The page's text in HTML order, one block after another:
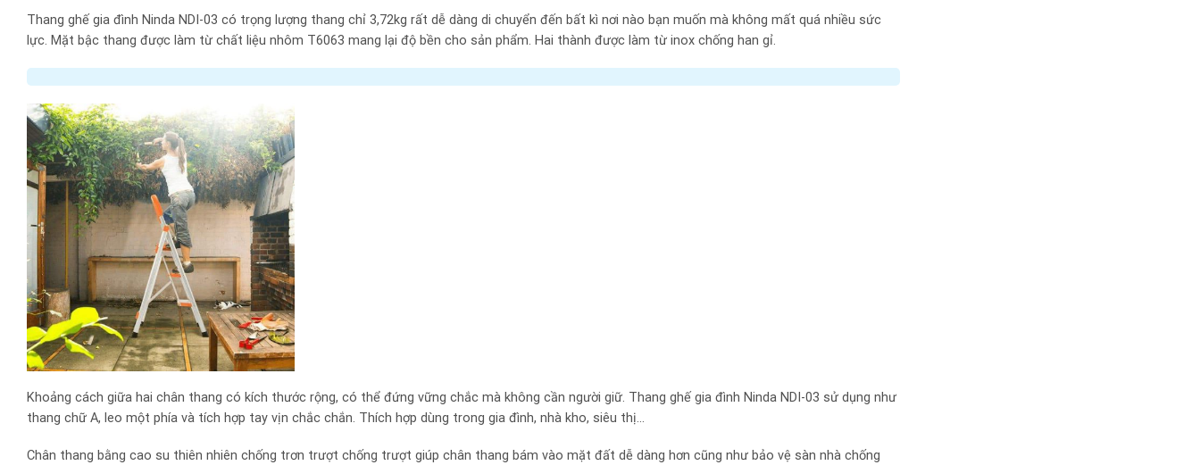
Thang ghế gia đình Ninda NDI-03 có trọng lượng thang chỉ 3,72kg rất dễ dàng di chuyển đến bất kì nơi nào bạn muốn mà không mất quá nhiều sức
lực. Mặt bậc thang được làm từ chất liệu nhôm T6063 mang lại độ bền cho sản phẩm. Hai thành được làm từ inox chống han gỉ.
Khoảng cách giữa hai chân thang có kích thước rộng, có thể đứng vững chắc mà không cần người giữ. Thang ghế gia đình Ninda NDI-03 sử dụng như
thang chữ A, leo một phía và tích hợp tay vịn chắc chắn. Thích hợp dùng trong gia đình, nhà kho, siêu thị…
Chân thang bằng cao su thiên nhiên chống trơn trượt chống trượt giúp chân thang bám vào mặt đất dễ dàng hơn cũng như bảo vệ sàn nhà chống